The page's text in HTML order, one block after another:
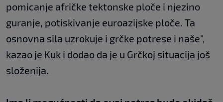
pomicanje afričke tektonske ploče i njezino
guranje, potiskivanje euroazijske ploče. Ta
osnovna sila uzrokuje i grčke potrese i naše",
kazao je Kuk i dodao da je u Grčkoj situacija još
složenija.